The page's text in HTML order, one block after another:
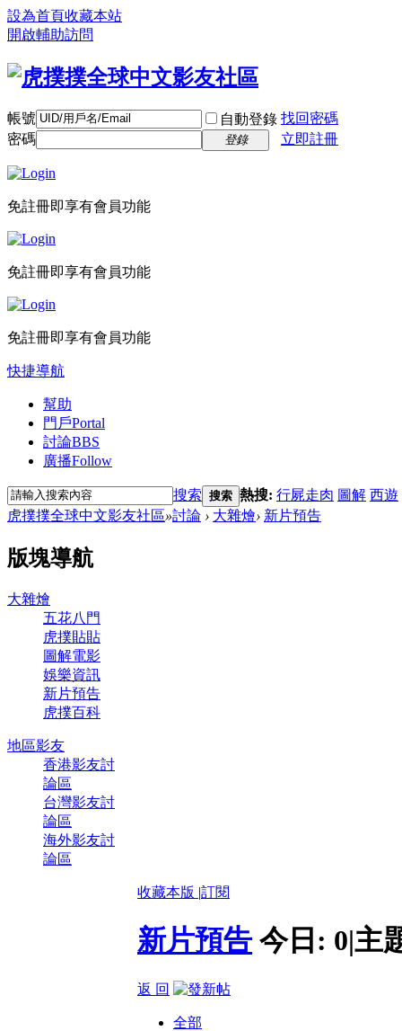
設為首頁收藏本站
開啟輔助訪問
帳號 自動登錄 找回密碼
密碼
登錄 立即註冊
免註冊即享有會員功能
免註冊即享有會員功能
免註冊即享有會員功能
快捷導航
幫助
門戶Portal
討論BBS
廣播Follow
搜索 搜索 熱搜: 行屍走肉 圖解 西遊
虎撲撲全球中文影友社區»討論 › 大雜燴› 新片預告
版塊導航
大雜燴
五花八門
虎撲貼貼
圖解電影
娛樂資訊
新片預告
虎撲百科
地區影友
香港影友討
論區
台灣影友討
論區
海外影友討
論區
收藏本版 |訂閱
新片預告 今日: 0|主
返 回
全部